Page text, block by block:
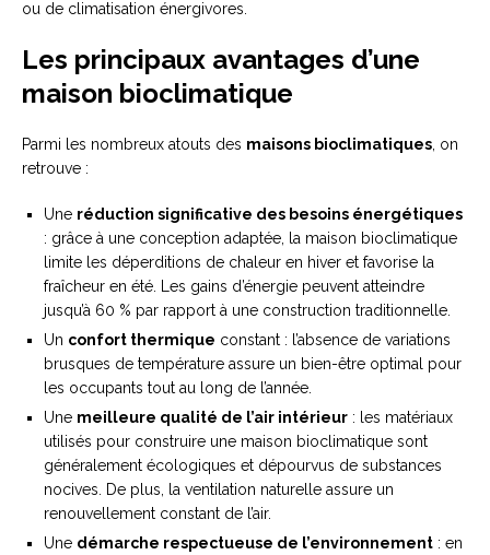
ou de climatisation énergivores.
Les principaux avantages d’une
maison bioclimatique
Parmi les nombreux atouts des maisons bioclimatiques, on
retrouve :
Une réduction significative des besoins énergétiques
: grâce à une conception adaptée, la maison bioclimatique
limite les déperditions de chaleur en hiver et favorise la
fraîcheur en été. Les gains d’énergie peuvent atteindre
jusqu’à 60 % par rapport à une construction traditionnelle.
Un confort thermique constant : l’absence de variations
brusques de température assure un bien-être optimal pour
les occupants tout au long de l’année.
Une meilleure qualité de l’air intérieur : les matériaux
utilisés pour construire une maison bioclimatique sont
généralement écologiques et dépourvus de substances
nocives. De plus, la ventilation naturelle assure un
renouvellement constant de l’air.
Une démarche respectueuse de l’environnement : en